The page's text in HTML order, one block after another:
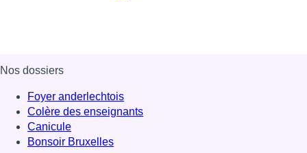
Nos dossiers
Foyer anderlechtois
Colère des enseignants
Canicule
Bonsoir Bruxelles